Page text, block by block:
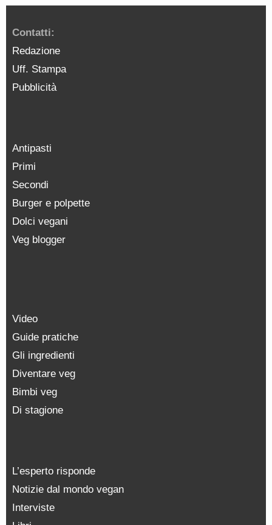
Contatti:
Redazione
Uff. Stampa
Pubblicità
Antipasti
Primi
Secondi
Burger e polpette
Dolci vegani
Veg blogger
Video
Guide pratiche
Gli ingredienti
Diventare veg
Bimbi veg
Di stagione
L’esperto risponde
Notizie dal mondo vegan
Interviste